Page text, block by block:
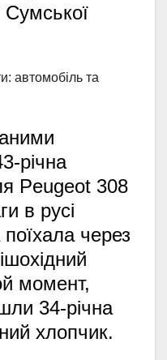
Сумської
річна
Peugeot 308
в русі
через
момент,
34-річна
хлопчик.